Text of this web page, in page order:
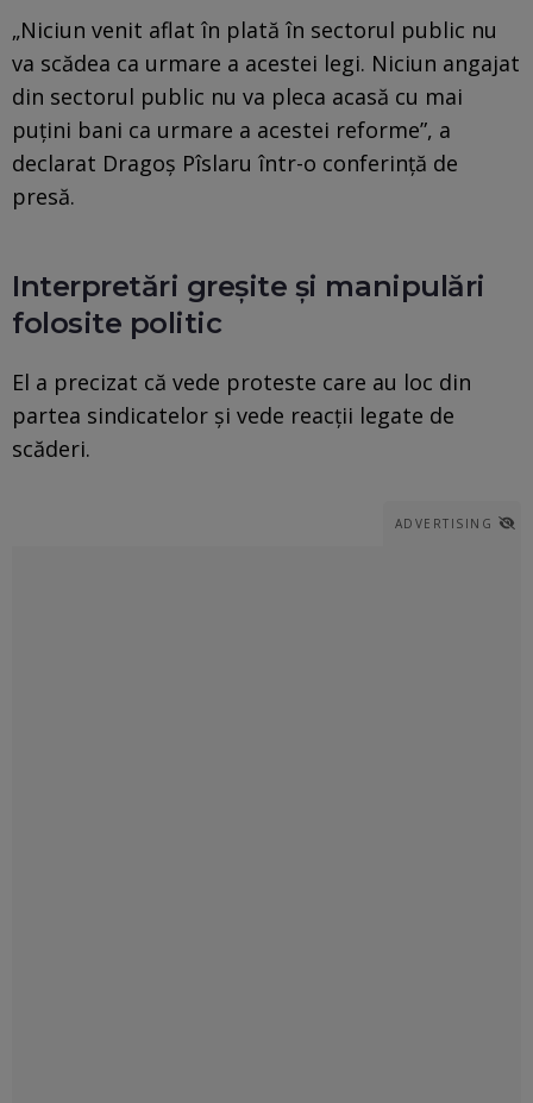
„Niciun venit aflat în plată în sectorul public nu
va scădea ca urmare a acestei legi. Niciun angajat
din sectorul public nu va pleca acasă cu mai
puţini bani ca urmare a acestei reforme”, a
declarat Dragoş Pîslaru într-o conferinţă de
presă.
Interpretări greșite și manipulări
folosite politic
El a precizat că vede proteste care au loc din
partea sindicatelor şi vede reacţii legate de
scăderi.
ADVERTISING